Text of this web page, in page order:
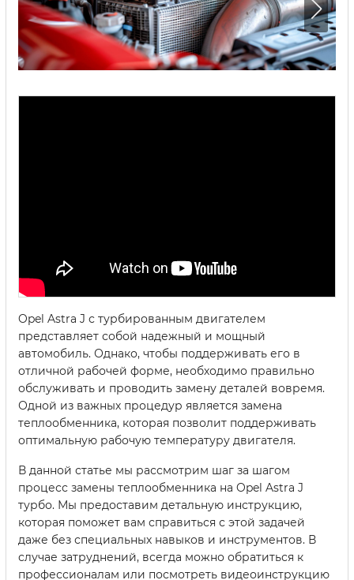
Opel Astra J с турбированным двигателем
представляет собой надежный и мощный
автомобиль. Однако, чтобы поддерживать его в
отличной рабочей форме, необходимо правильно
обслуживать и проводить замену деталей вовремя.
Одной из важных процедур является замена
теплообменника, которая позволит поддерживать
оптимальную рабочую температуру двигателя.
В данной статье мы рассмотрим шаг за шагом
процесс замены теплообменника на Opel Astra J
турбо. Мы предоставим детальную инструкцию,
которая поможет вам справиться с этой задачей
даже без специальных навыков и инструментов. В
случае затруднений, всегда можно обратиться к
профессионалам или посмотреть видеоинструкцию